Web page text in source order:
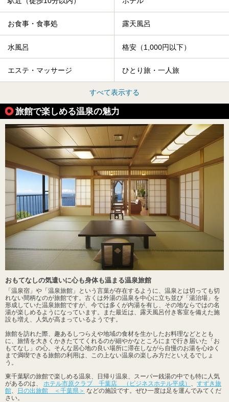
お食事・食事処 露天風呂
水風呂 格安（1,000円以下）
エステ・マッサージ ひとり旅・一人旅
すべて表示する
旅館で楽しめる温泉の魅力
おもてなしの気遣いに心も身体も温まる温泉旅館
「温泉宿」や「温泉旅館」という言葉が存在するように、温泉とは切っても切
れない間柄なのが旅館です。古くは外湯の温泉を中心に立ち並び「湯治場」を
形成していた温泉旅館ですが、今では多くが内湯を有し、その地ならではの名
湯が楽しめるようになっています。また最近は、露天風呂付き客室を備えた施
設も増え、人気が高まっているようです。
旅館を訪れた際、趣あるしつらえや地域の食材を生かしたお料理などととも
に、旅情を大きくかきたててくれるのが細やかなところにまで行き届いた「お
もてなし」の心。そんな居心地の良い場所に滞在しながら自慢のお湯を心ゆく
まで満喫できる旅館の利用は、この上ない温泉の楽しみ方だといえるでしょ
う。
東千葉駅の旅館で楽しめる温泉、日帰り温泉、スーパー銭湯の中でも特に人気
があるのは、 ホテル市原クラブ 千葉店 （ビジネスホテル平成）
すずき旅
館
日の出旅館 ＜千葉県＞ などの施設です。ぜひ一度は足を運んでみてくだ
さい。